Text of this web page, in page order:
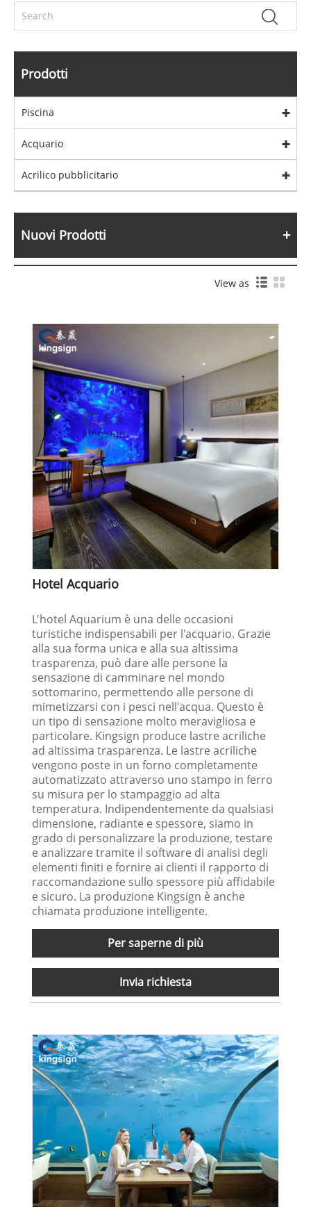
Prodotti
Piscina
Acquario
Acrilico pubblicitario
Nuovi Prodotti
View as
Hotel Acquario
L'hotel Aquarium è una delle occasioni
turistiche indispensabili per l'acquario. Grazie
alla sua forma unica e alla sua altissima
trasparenza, può dare alle persone la
sensazione di camminare nel mondo
sottomarino, permettendo alle persone di
mimetizzarsi con i pesci nell'acqua. Questo è
un tipo di sensazione molto meravigliosa e
particolare. Kingsign produce lastre acriliche
ad altissima trasparenza. Le lastre acriliche
vengono poste in un forno completamente
automatizzato attraverso uno stampo in ferro
su misura per lo stampaggio ad alta
temperatura. Indipendentemente da qualsiasi
dimensione, radiante e spessore, siamo in
grado di personalizzare la produzione, testare
e analizzare tramite il software di analisi degli
elementi finiti e fornire ai clienti il ​​rapporto di
raccomandazione sullo spessore più affidabile
e sicuro. La produzione Kingsign è anche
chiamata produzione intelligente.
Per saperne di più
Invia richiesta